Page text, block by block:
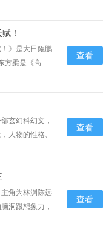
写满数据的纸
云初会手机在
！
！》是大日鲲鹏
方柔是《高
主角，小说描
他继续打开灵
知道在……...
查看
玄幻科幻文，
人物的性格、
是：每张椅子
签：β-07。
查看
主角为林渊陈远
洞跟想象力，
下。以压倒性
查看